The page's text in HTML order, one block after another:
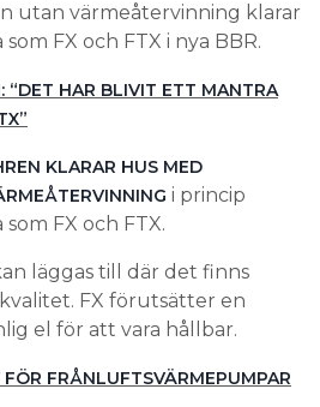
utan värmeåtervinning klarar
FX och FTX i nya BBR.
“DET HAR BLIVIT ETT MANTRA
KLARAR HUS MED
i princip
FX och FTX.
läggas till där det finns
FX förutsätter en
el för att vara hållbar.
FÖR FRÅNLUFTSVÄRMEPUMPAR